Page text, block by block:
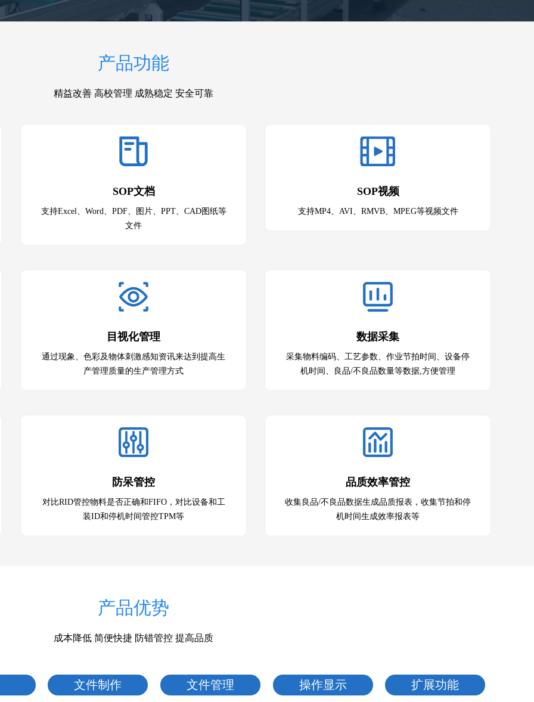
产品功能
精益改善 高校管理 成熟稳定 安全可靠
SOP文档
支持Excel、Word、PDF、图片、PPT、CAD图纸等
文件
SOP视频
支持MP4、AVI、RMVB、MPEG等视频文件
目视化管理
通过现象、色彩及物体刺激感知资讯来达到提高生
产管理质量的生产管理方式
数据采集
采集物料编码、工艺参数、作业节拍时间、设备停
机时间、良品/不良品数量等数据,方便管理
防呆管控
对比RID管控物料是否正确和FIFO，对比设备和工
装ID和停机时间管控TPM等
品质效率管控
收集良品/不良品数据生成品质报表，收集节拍和停
机时间生成效率报表等
产品优势
成本降低 简便快捷 防错管控 提高品质
文件制作 文件管理 操作显示 扩展功能